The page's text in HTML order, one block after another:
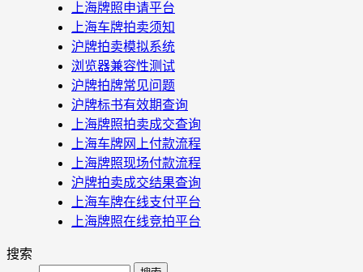
上海牌照申请平台
上海车牌拍卖须知
沪牌拍卖模拟系统
浏览器兼容性测试
沪牌拍牌常见问题
沪牌标书有效期查询
上海牌照拍卖成交查询
上海车牌网上付款流程
上海牌照现场付款流程
沪牌拍卖成交结果查询
上海车牌在线支付平台
上海牌照在线竞拍平台
搜索